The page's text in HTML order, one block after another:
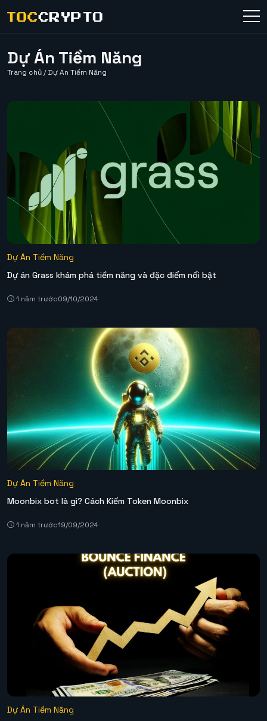
Dự Án Tiềm Năng
Trang chủ/Dự Án Tiềm Năng
Dự Án Tiềm Năng
Dự án Grass khám phá tiềm năng và đặc điểm nổi bật
1 năm trước09/10/2024
Dự Án Tiềm Năng
Moonbix bot là gì? Cách Kiếm Token Moonbix
1 năm trước19/09/2024
Dự Án Tiềm Năng